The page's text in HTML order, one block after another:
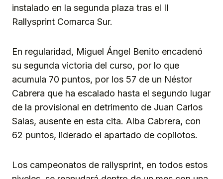
instalado en la segunda plaza tras el II
Rallysprint Comarca Sur.
En regularidad, Miguel Ángel Benito encadenó
su segunda victoria del curso, por lo que
acumula 70 puntos, por los 57 de un Néstor
Cabrera que ha escalado hasta el segundo lugar
de la provisional en detrimento de Juan Carlos
Salas, ausente en esta cita. Alba Cabrera, con
62 puntos, liderado el apartado de copilotos.
Los campeonatos de rallysprint, en todos estos